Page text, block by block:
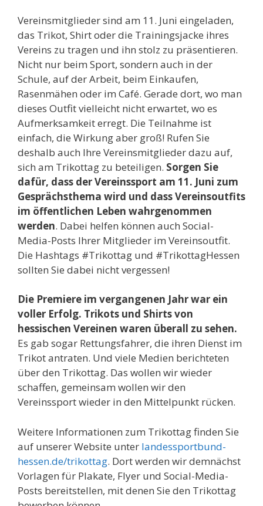
Vereinsmitglieder sind am 11. Juni eingeladen,
das Trikot, Shirt oder die Trainingsjacke ihres
Vereins zu tragen und ihn stolz zu präsentieren.
Nicht nur beim Sport, sondern auch in der
Schule, auf der Arbeit, beim Einkaufen,
Rasenmähen oder im Café. Gerade dort, wo man
dieses Outfit vielleicht nicht erwartet, wo es
Aufmerksamkeit erregt. Die Teilnahme ist
einfach, die Wirkung aber groß! Rufen Sie
deshalb auch Ihre Vereinsmitglieder dazu auf,
sich am Trikottag zu beteiligen. Sorgen Sie
dafür, dass der Vereinssport am 11. Juni zum
Gesprächsthema wird und dass Vereinsoutfits
im öffentlichen Leben wahrgenommen
werden. Dabei helfen können auch Social-
Media-Posts Ihrer Mitglieder im Vereinsoutfit.
Die Hashtags #Trikottag und #TrikottagHessen
sollten Sie dabei nicht vergessen!
Die Premiere im vergangenen Jahr war ein
voller Erfolg. Trikots und Shirts von
hessischen Vereinen waren überall zu sehen.
Es gab sogar Rettungsfahrer, die ihren Dienst im
Trikot antraten. Und viele Medien berichteten
über den Trikottag. Das wollen wir wieder
schaffen, gemeinsam wollen wir den
Vereinssport wieder in den Mittelpunkt rücken.
Weitere Informationen zum Trikottag finden Sie
auf unserer Website unter landessportbund-
hessen.de/trikottag. Dort werden wir demnächst
Vorlagen für Plakate, Flyer und Social-Media-
Posts bereitstellen, mit denen Sie den Trikottag